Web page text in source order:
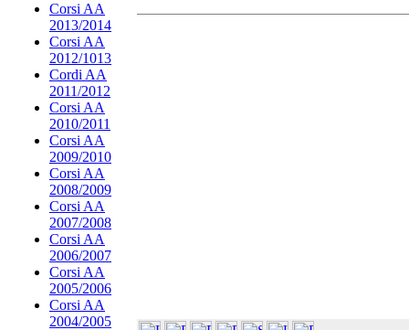
Corsi AA
2013/2014
Corsi AA
2012/1013
Cordi AA
2011/2012
Corsi AA
2010/2011
Corsi AA
2009/2010
Corsi AA
2008/2009
Corsi AA
2007/2008
Corsi AA
2006/2007
Corsi AA
2005/2006
Corsi AA
2004/2005